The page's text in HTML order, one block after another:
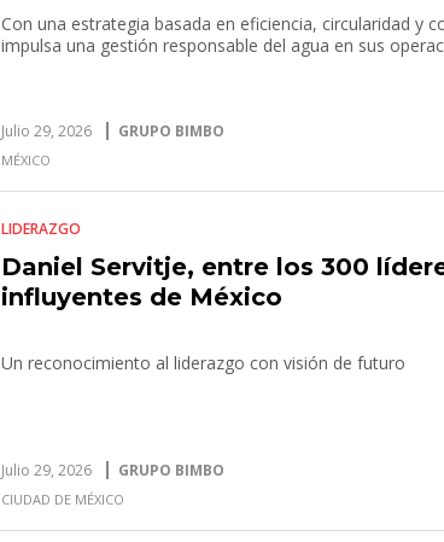
Con una estrategia basada en eficiencia, circularidad y
impulsa una gestión responsable del agua en sus
Julio 29, 2026 GRUPO BIMBO
MÉXICO
LIDERAZGO
Daniel Servitje, entre los 300
influyentes de México
Un reconocimiento al liderazgo con visión de futuro
Julio 29, 2026 GRUPO BIMBO
CIUDAD DE MÉXICO